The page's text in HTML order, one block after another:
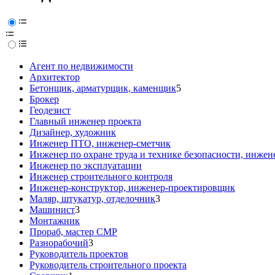
Агент по недвижимости
Архитектор
Бетонщик, арматурщик, каменщик5
Брокер
Геодезист
Главный инженер проекта
Дизайнер, художник
Инженер ПТО, инженер-сметчик
Инженер по охране труда и технике безопасности,
Инженер по эксплуатации
Инженер строительного контроля
Инженер-конструктор, инженер-проектировщик
Маляр, штукатур, отделочник3
Машинист3
Монтажник
Прораб, мастер СМР
Разнорабочий3
Руководитель проектов
Руководитель строительного проекта